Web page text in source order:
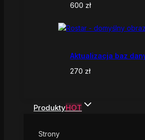
600 zł
Aktualizacja baz
270 zł
ProduktyHOT
Strony